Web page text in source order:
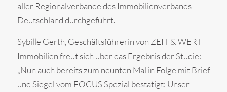
aller Regionalverbände des Immobilienverbands
Deutschland durchgeführt.
Sybille Gerth, Geschäftsführerin von ZEIT & WERT
Immobilien freut sich über das Ergebnis der Studie:
„Nun auch bereits zum neunten Mal in Folge mit Brief
und Siegel vom FOCUS Spezial bestätigt: Unser